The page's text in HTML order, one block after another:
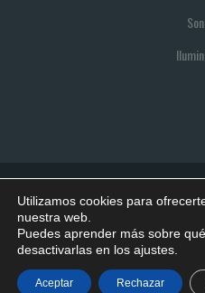
© 2021 SITIO
Política de privacidad
Términos y condiciones
Utilizamos cookies para
nuestra web.
Puedes aprender más sobre
desactivarlas en los ajustes.
Aceptar Rechazar